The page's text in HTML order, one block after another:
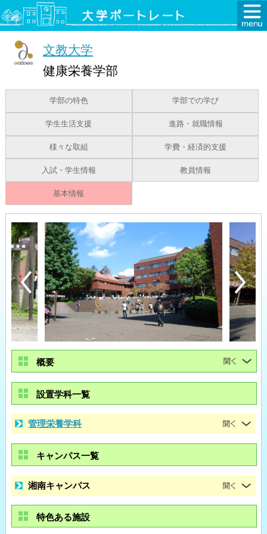
文教大学
健康栄養学部
学部の特色 学部での学び
学生生活支援 進路・就職情報
様々な取組 学費・経済的支援
入試・学生情報 教員情報
基本情報
概要
設置学科一覧
管理栄養学科
キャンパス一覧
湘南キャンパス
特色ある施設